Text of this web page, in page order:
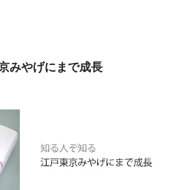
みやげにまで成長